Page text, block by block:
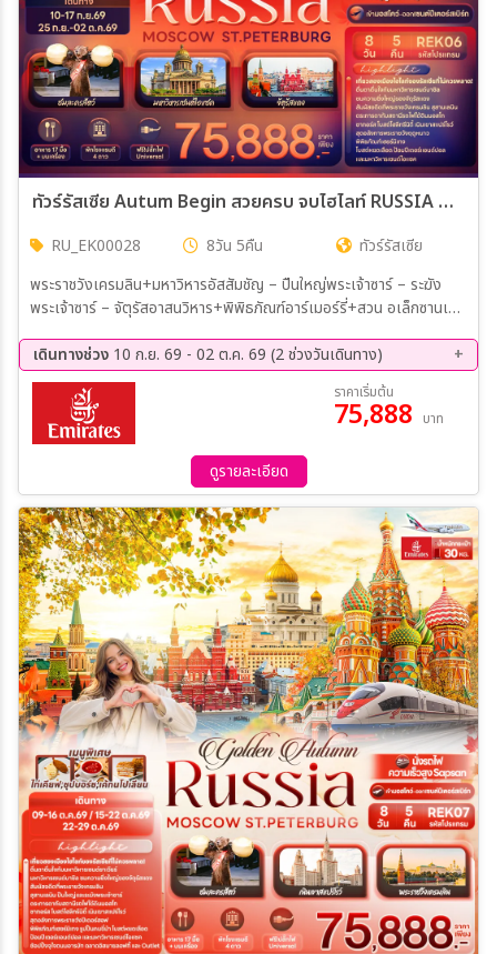
ทัวร์รัสเซีย Autum Begin สวยครบ จบไฮไลท์ RUSSIA MOSCOW ST.PETERBURG 8วัน 5คืน (EK)
RU_EK00028 8วัน 5คืน
ทัวร์รัสเซีย
พระราชวังเครมลิน+มหาวิหารอัสสัมชัญ – ปืนใหญ่พระเจ้าซาร์ – ระฆัง
พระเจ้าซาร์ – จัตุรัสอาสนวิหาร+พิพิธภัณฑ์อาร์เมอร์รี่+สวน อเล็กซานเด
สรรพสินค้ากุม – จัตุรัสโรงละคร – สวน Zaryadye – ชมการแสดงคณะ
ละครสัตว์มอสโคว์เซอร์คัส - มหาวิทยาลัยมอสโก – สแปร์โรว์ ฮิลล์ –
ประตูชัย – สวนวิคตอรี่ – ทัวร์สถานีรถไฟใต้ดิน – ช้อปปิ้งถนนอารบัท -
รถไฟ Sapsan train มอสโก – เมืองเซนต์ปีเตอร์สเบิร์ก – ป้อมปีเตอร์
แอนด์ปอล – โบสถ์หยดเลือด – มหาวิหารเซนต์ไอแซค – รูปปั้นคนขี่ม้า –
พระราชวังนิโคลัส(ด้านนอก) – อาสนวิหารสโมลนี – ล่องเรือแม่เนวา -
พระราชวังปีเตอร์ฮอฟ – พิพิธภัณฑ์เฮอร์มิเทจ OPTION: Dinner with
Caviar & Champagne & Show -พระราชวังแคทเธอรีน – ช้อปปิ้ง
พัลโคโวเอาท์เล็ต
เดินทางช่วง 10 ก.ย. 69 - 02 ต.ค. 69 (2 ช่วงวันเดินทาง)
10 ก.ย. 69 - 17 ก.ย. 69 25 ก.ย. 69 - 02 ต.ค. 69
ราคาเริ่มต้น
75,888 บาท
ดูรายละเอียด